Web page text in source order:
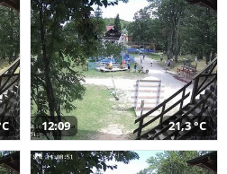
12:09 21,3 °C